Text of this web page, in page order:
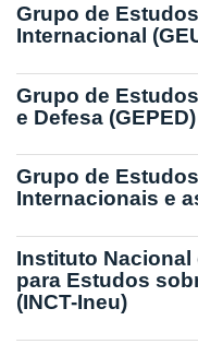
Grupo de
Internacional
Grupo de
e Defesa (GEPED)
Grupo de
Internacionais e
Instituto Nacional
para Estudos
(INCT-Ineu)